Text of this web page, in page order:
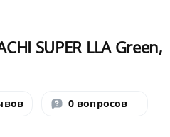
SUPER LLA Green,
0 вопросов